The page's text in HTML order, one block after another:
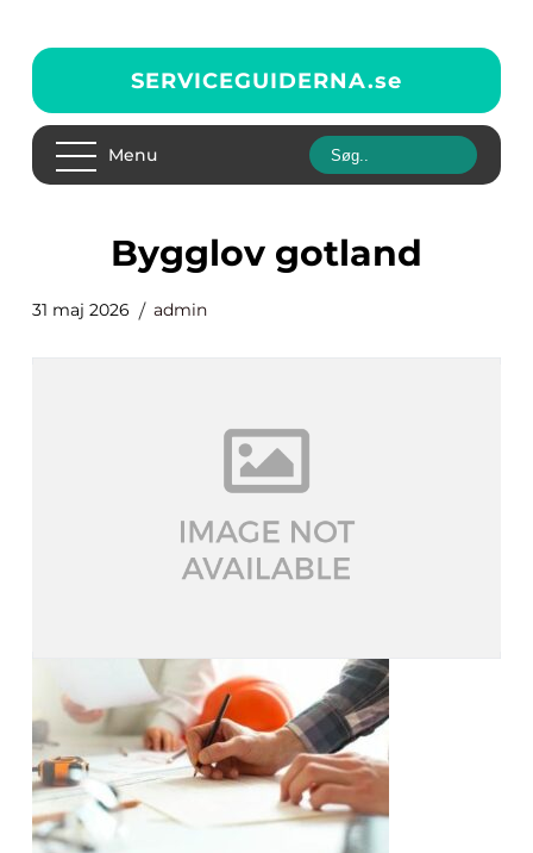
SERVICEGUIDERNA.se
Menu
bygglov gotland
31 maj 2026 admin